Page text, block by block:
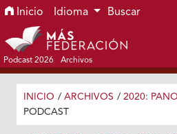
Ir al menú de navegación principal
Ir al contenido principal
Ir al pie de página del sitio
Inicio Idioma Buscar
Podcast 2026 Archivos
INICIO / ARCHIVOS / 2020:
PODCAST